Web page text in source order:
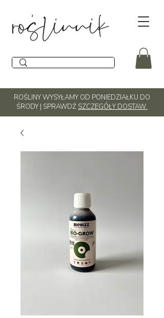
ROŚLINY WYSYŁAMY OD PONIEDZIAŁKU DO
ŚRODY | SPRAWDŹ SZCZEGÓŁY DOSTAW